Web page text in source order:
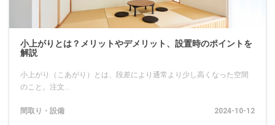
小上がりとは？メリットやデメリット、設置時のポイントを
解説
小上がり（こあがり）とは、段差により通常より少し高くなった空間
のこと。注文...
間取り・設備 2024-10-12